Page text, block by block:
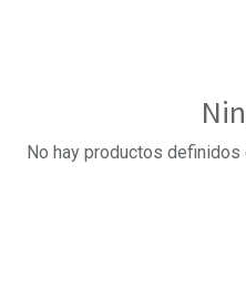
No hay productos definidos